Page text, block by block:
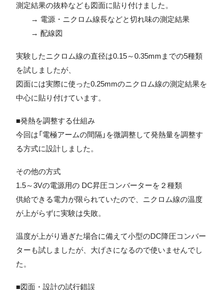
測定結果の抜粋なども図面に貼り付けました。
→ 電源・ニクロム線長などと切れ味の測定結果
→ 配線図
実験したニクロム線の直径は0.15～0.35mmまでの5種類
を試しましたが、
図面には実際に使った0.25mmのニクロム線の測定結果を
中心に貼り付けています。
■発熱を調整する仕組み
今回は「電極アームの間隔」を微調整して発熱量を調整す
る方式に設計しました。
その他の方式
1.5～3Vの電源用の DC昇圧コンバーターを２種類
供給できる電力が限られていたので、ニクロム線の温度
が上がらずに実験は失敗。
温度が上がり過ぎた場合に備えて小型のDC降圧コンバー
ターも試しましたが、大げさになるので使いませんでし
た。
■図面・設計の試行錯誤